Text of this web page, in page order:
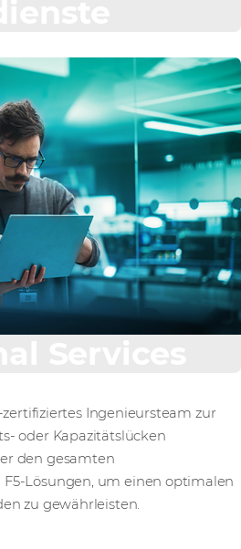
Ingenieursteam zur
oder Kapazitätslücken
den gesamten
Lösungen, um einen optimalen
zu gewährleisten.